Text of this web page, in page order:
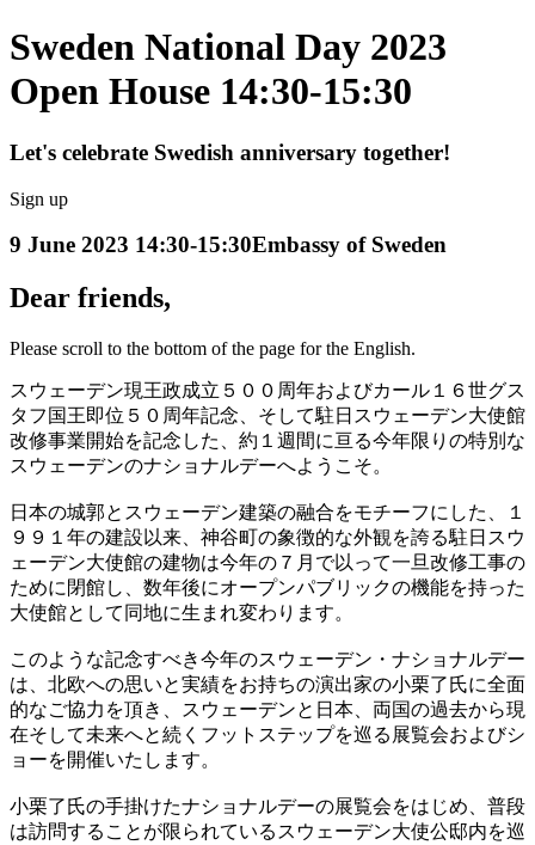
Sweden National Day 2023
Open House 14:30-15:30
Let's celebrate Swedish anniversary together!
Sign up
9 June 2023 14:30-15:30Embassy of Sweden
Dear friends,
Please scroll to the bottom of the page for the English.
スウェーデン現王政成立５００周年およびカール１６世グス
タフ国王即位５０周年記念、そして駐日スウェーデン大使館
改修事業開始を記念した、約１週間に亘る今年限りの特別な
スウェーデンのナショナルデーへようこそ。
日本の城郭とスウェーデン建築の融合をモチーフにした、１
９９１年の建設以来、神谷町の象徴的な外観を誇る駐日スウ
ェーデン大使館の建物は今年の７月で以って一旦改修工事の
ために閉館し、数年後にオープンパブリックの機能を持った
大使館として同地に生まれ変わります。
このような記念すべき今年のスウェーデン・ナショナルデー
は、北欧への思いと実績をお持ちの演出家の小栗了氏に全面
的なご協力を頂き、スウェーデンと日本、両国の過去から現
在そして未来へと続くフットステップを巡る展覧会およびシ
ョーを開催いたします。
小栗了氏の手掛けたナショナルデーの展覧会をはじめ、普段
は訪問することが限られているスウェーデン大使公邸内を巡